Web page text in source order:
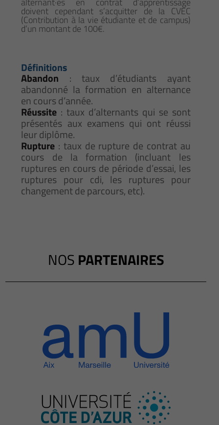
doivent cependant s’acquitter de la CVEC
(Contribution à la vie étudiante et de campus)
d’un montant de 100€.
Définitions
Abandon : taux d’étudiants ayant
abandonné la formation en alternance
en cours d’année.
Réussite : taux d’alternants qui se sont
présentés aux examens qui ont réussi
leur diplôme.
Rupture : taux de rupture de contrat au
cours de la formation (incluant les
ruptures en cours de période d’essai, les
ruptures pour cdi, les ruptures pour
changement de parcours, etc).
NOS PARTENAIRES